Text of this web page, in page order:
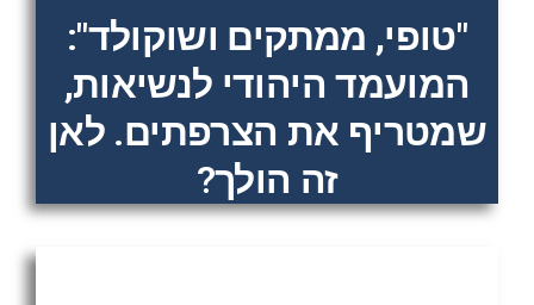
"טופי, ממתקים ושוקולד":
המועמד היהודי לנשיאות,
שמטריף את הצרפתים. לאן
זה הולך?